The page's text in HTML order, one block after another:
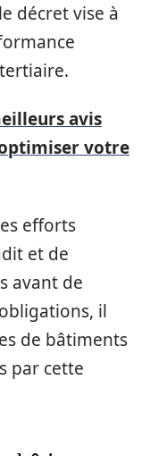
décret vise à
avis
votre
efforts
et de
avant de
il
de bâtiments
par cette